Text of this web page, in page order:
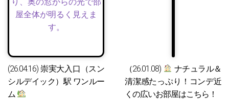
(26.04.16) 崇実大入口（スン
シルデイック）駅 ワンルー
ム
（26.01.08)
ナチュラル＆
清潔感たっぷり！コンデ近
くの広いお部屋はこちら！